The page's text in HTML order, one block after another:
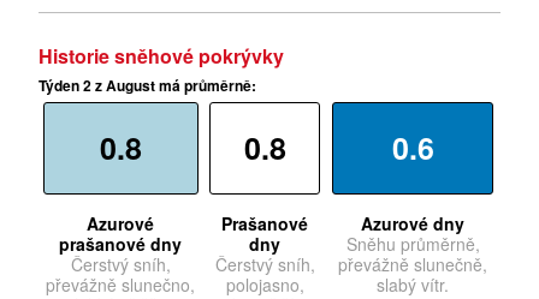
Historie sněhové pokrývky
Týden 2 z August má průměrně:
0.8
Azurové
prašanové dny
Čerstvý sníh,
převážně slunečno,
0.8
Prašanové
dny
Čerstvý sníh,
polojasno,
0.6
Azurové dny
Sněhu průměrně,
převážně slunečně,
slabý vítr.